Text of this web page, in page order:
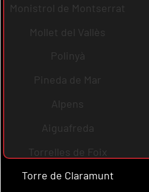
Monistrol de Montserrat
Mollet del Vallès
Polinyà
Pineda de Mar
Alpens
Aiguafreda
Torrelles de Foix
Torre de Claramunt